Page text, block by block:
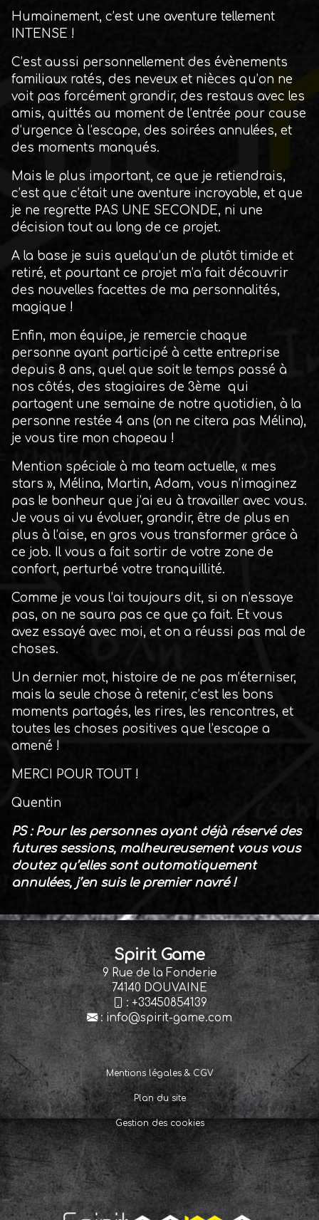
Humainement, c’est une aventure tellement
INTENSE !
C’est aussi personnellement des évènements
familiaux ratés, des neveux et nièces qu’on ne
voit pas forcément grandir, des restaus avec les
amis, quittés au moment de l’entrée pour cause
d’urgence à l’escape, des soirées annulées, et
des moments manqués.
Mais le plus important, ce que je retiendrais,
c’est que c’était une aventure incroyable, et que
je ne regrette PAS UNE SECONDE, ni une
décision tout au long de ce projet.
A la base je suis quelqu’un de plutôt timide et
retiré, et pourtant ce projet m’a fait découvrir
des nouvelles facettes de ma personnalités,
magique !
Enfin, mon équipe, je remercie chaque
personne ayant participé à cette entreprise
depuis 8 ans, quel que soit le temps passé à
nos côtés, des stagiaires de 3ème qui
partagent une semaine de notre quotidien, à la
personne restée 4 ans (on ne citera pas Mélina),
je vous tire mon chapeau !
Mention spéciale à ma team actuelle, « mes
stars », Mélina, Martin, Adam, vous n’imaginez
pas le bonheur que j’ai eu à travailler avec vous.
Je vous ai vu évoluer, grandir, être de plus en
plus à l’aise, en gros vous transformer grâce à
ce job. Il vous a fait sortir de votre zone de
confort, perturbé votre tranquillité.
Comme je vous l’ai toujours dit, si on n’essaye
pas, on ne saura pas ce que ça fait. Et vous
avez essayé avec moi, et on a réussi pas mal de
choses.
Un dernier mot, histoire de ne pas m’éterniser,
mais la seule chose à retenir, c’est les bons
moments partagés, les rires, les rencontres, et
toutes les choses positives que l’escape a
amené !
MERCI POUR TOUT !
Quentin
PS : Pour les personnes ayant déjà réservé des
futures sessions, malheureusement vous vous
doutez qu’elles sont automatiquement
annulées, j’en suis le premier navré !
Spirit Game
9 Rue de la Fonderie
74140 DOUVAINE
: +33450854139
:info@spirit-game.com
Mentions légales & CGV
Plan du site
Gestion des cookies